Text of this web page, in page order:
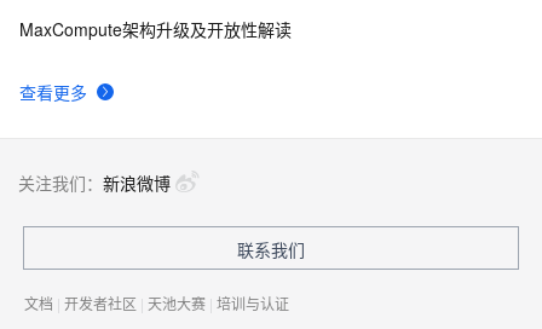
查看更多
MaxCompute架构升级及开放性解读
关注我们： 新浪微博
联系我们
文档 | 开发者社区 | 天池大赛 | 培训与认证